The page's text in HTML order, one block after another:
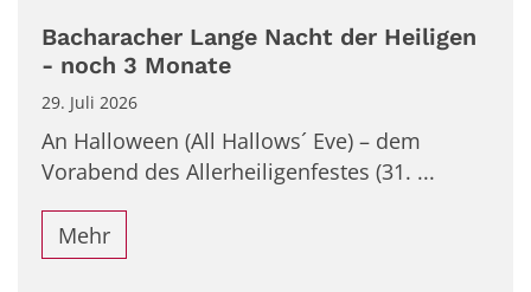
Bacharacher Lange Nacht der Heiligen
- noch 3 Monate
29. Juli 2026
An Halloween (All Hallows´ Eve) – dem
Vorabend des Allerheiligenfestes (31. ...
Mehr